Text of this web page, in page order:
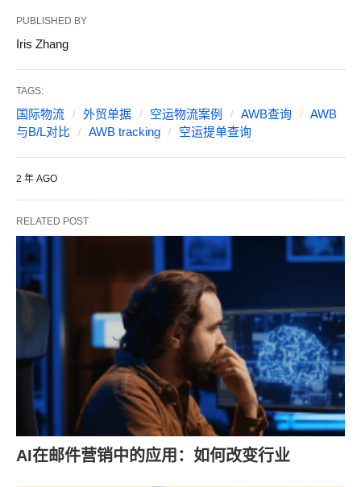
PUBLISHED BY
Iris Zhang
TAGS:
国际物流 外贸单据 空运物流案例 AWB查询
AWB
与B/L对比
AWB tracking 空运提单查询
2 年 AGO
RELATED POST
AI在邮件营销中的应用：如何改变行业